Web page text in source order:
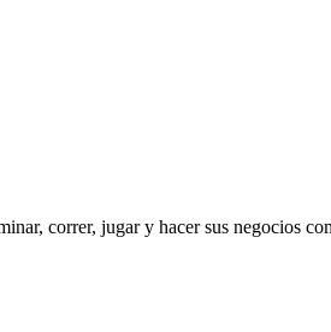
correr, jugar y hacer sus negocios